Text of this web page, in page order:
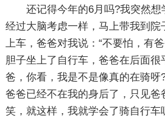
还记得今年的6月吗?我突然
经过大脑考虑一样，马上带我到院
上车，爸爸对我说：“不要怕，有
胆子坐上了自行车，爸爸在后面很
爸，你看，我是不是像真的在骑呀
爸爸已经不在我的身后了，只见爸
笑，就这样，我就学会了骑自行车